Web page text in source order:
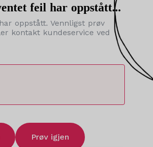
feil har oppstått...
oppstått. Vennligst prøv
kontakt kundeservice ved
Prøv igjen